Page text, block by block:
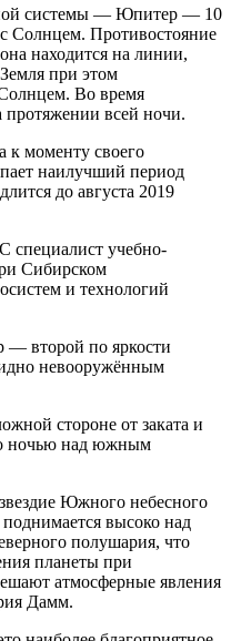
системы — Юпитер — 10
Солнцем. Противостояние
находится на линии,
при этом
Во время
протяжении всей ночи.
моменту своего
наилучший период
до августа 2019
специалист учебно-
Сибирском
и технологий
— второй по яркости
невооружённым
стороне от заката и
ночью над южным
Южного небесного
высоко над
полушария, что
планеты при
атмосферные явления
Дамм.